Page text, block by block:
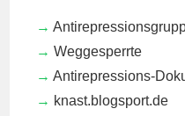
Weggesperrte
Antirepressions-
knast.blogsport.de